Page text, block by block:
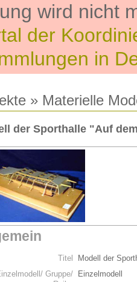
wird nicht
der
in
» Materielle
der Sporthalle "Auf
Titel
Modell der
Gruppe/
Einzelmodell